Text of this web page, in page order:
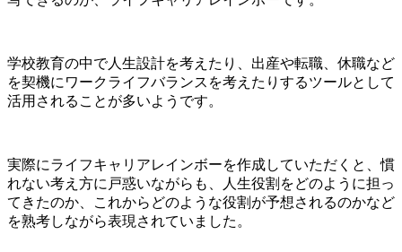
学校教育の中で人生設計を考えたり、出産や転職、休職など
を契機にワークライフバランスを考えたりするツールとして
活用されることが多いようです。
実際にライフキャリアレインボーを作成していただくと、慣
れない考え方に戸惑いながらも、人生役割をどのように担っ
てきたのか、これからどのような役割が予想されるのかなど
を熟考しながら表現されていました。